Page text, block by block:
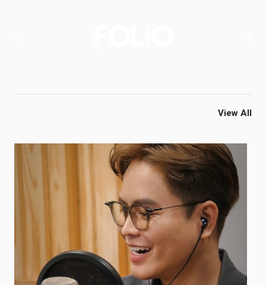
View All